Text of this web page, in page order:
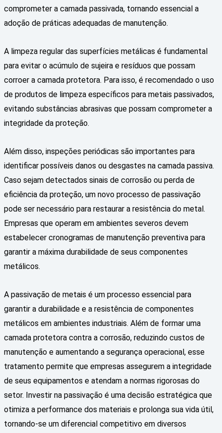
comprometer a camada passivada, tornando essencial a
adoção de práticas adequadas de manutenção.
A limpeza regular das superfícies metálicas é fundamental
para evitar o acúmulo de sujeira e resíduos que possam
corroer a camada protetora. Para isso, é recomendado o uso
de produtos de limpeza específicos para metais passivados,
evitando substâncias abrasivas que possam comprometer a
integridade da proteção.
Além disso, inspeções periódicas são importantes para
identificar possíveis danos ou desgastes na camada passiva.
Caso sejam detectados sinais de corrosão ou perda de
eficiência da proteção, um novo processo de passivação
pode ser necessário para restaurar a resistência do metal.
Empresas que operam em ambientes severos devem
estabelecer cronogramas de manutenção preventiva para
garantir a máxima durabilidade de seus componentes
metálicos.
A passivação de metais é um processo essencial para
garantir a durabilidade e a resistência de componentes
metálicos em ambientes industriais. Além de formar uma
camada protetora contra a corrosão, reduzindo custos de
manutenção e aumentando a segurança operacional, esse
tratamento permite que empresas assegurem a integridade
de seus equipamentos e atendam a normas rigorosas do
setor. Investir na passivação é uma decisão estratégica que
otimiza a performance dos materiais e prolonga sua vida útil,
tornando-se um diferencial competitivo em diversos